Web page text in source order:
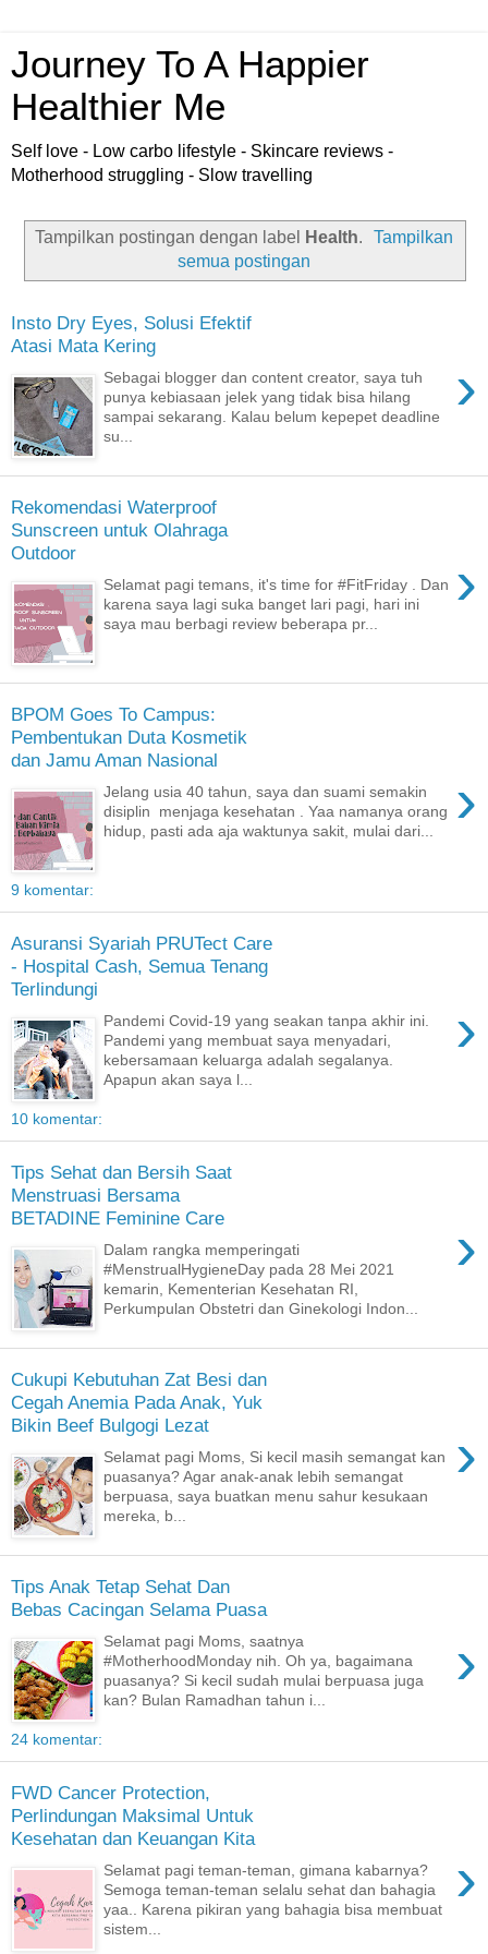
Journey To A Happier
Healthier Me
Self love - Low carbo lifestyle - Skincare reviews -
Motherhood struggling - Slow travelling
Tampilkan postingan dengan label Health.
Tampilkan
semua postingan
Insto Dry Eyes, Solusi Efektif
Atasi Mata Kering
›
Sebagai blogger dan content creator, saya tuh
punya kebiasaan jelek yang tidak bisa hilang
sampai sekarang. Kalau belum kepepet deadline
su...
Rekomendasi Waterproof
Sunscreen untuk Olahraga
Outdoor
›
Selamat pagi temans, it's time for #FitFriday . Dan
karena saya lagi suka banget lari pagi, hari ini
saya mau berbagi review beberapa pr...
BPOM Goes To Campus:
Pembentukan Duta Kosmetik
dan Jamu Aman Nasional
›
Jelang usia 40 tahun, saya dan suami semakin
disiplin menjaga kesehatan . Yaa namanya orang
hidup, pasti ada aja waktunya sakit, mulai dari...
9 komentar:
Asuransi Syariah PRUTect Care
- Hospital Cash, Semua Tenang
Terlindungi
›
Pandemi Covid-19 yang seakan tanpa akhir ini.
Pandemi yang membuat saya menyadari,
kebersamaan keluarga adalah segalanya.
Apapun akan saya l...
10 komentar:
Tips Sehat dan Bersih Saat
Menstruasi Bersama
BETADINE Feminine Care
›
Dalam rangka memperingati
#MenstrualHygieneDay pada 28 Mei 2021
kemarin, Kementerian Kesehatan RI,
Perkumpulan Obstetri dan Ginekologi Indon...
Cukupi Kebutuhan Zat Besi dan
Cegah Anemia Pada Anak, Yuk
Bikin Beef Bulgogi Lezat
›
Selamat pagi Moms, Si kecil masih semangat kan
puasanya? Agar anak-anak lebih semangat
berpuasa, saya buatkan menu sahur kesukaan
mereka, b...
Tips Anak Tetap Sehat Dan
Bebas Cacingan Selama Puasa
›
Selamat pagi Moms, saatnya
#MotherhoodMonday nih. Oh ya, bagaimana
puasanya? Si kecil sudah mulai berpuasa juga
kan? Bulan Ramadhan tahun i...
24 komentar:
FWD Cancer Protection,
Perlindungan Maksimal Untuk
Kesehatan dan Keuangan Kita
›
Selamat pagi teman-teman, gimana kabarnya?
Semoga teman-teman selalu sehat dan bahagia
yaa.. Karena pikiran yang bahagia bisa membuat
sistem...